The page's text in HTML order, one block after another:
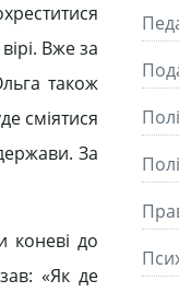
Вже за
також
сміятися
За
коневі до
«Як де